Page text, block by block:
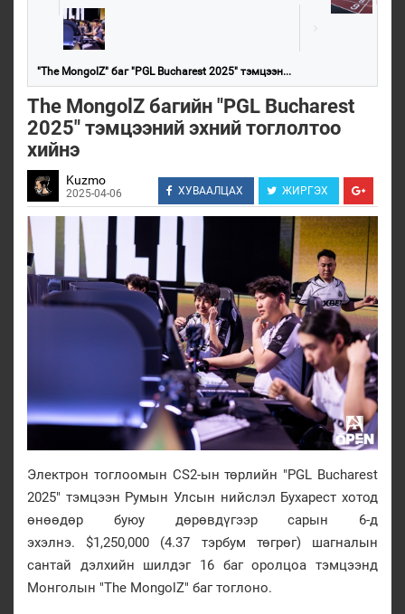
"The MongolZ" баг "PGL Bucharest 2025" тэмцээн...
The MongolZ багийн "PGL Bucharest
2025" тэмцээний эхний тоглолтоо
хийнэ
Kuzmo
2025-04-06 ХУВААЛЦАХ ЖИРГЭХ
Электрон тоглоомын CS2-ын төрлийн "PGL Bucharest
2025" тэмцээн Румын Улсын нийслэл Бухарест хотод
өнөөдөр буюу дөрөвдүгээр сарын 6-д
эхэлнэ. $1,250,000 (4.37 тэрбум төгрөг) шагналын
сантай дэлхийн шилдэг 16 баг оролцоа тэмцээнд
Монголын "The MongolZ" баг тоглоно.